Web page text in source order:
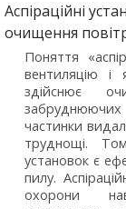
Аспіраційні
очищення
Поняття
вентиляцію і
здійснює
частинки
труднощі.
установок є
пилу.
охорони